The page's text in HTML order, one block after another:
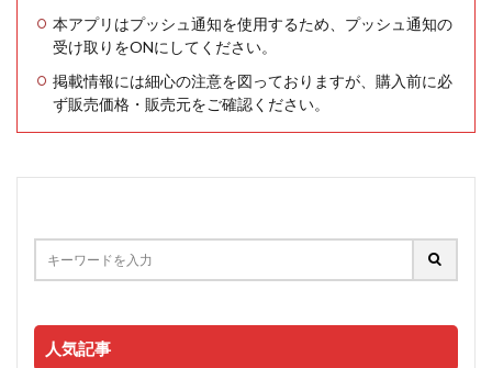
本アプリはプッシュ通知を使用するため、プッシュ通知の
受け取りをONにしてください。
掲載情報には細心の注意を図っておりますが、購入前に必
ず販売価格・販売元をご確認ください。
人気記事